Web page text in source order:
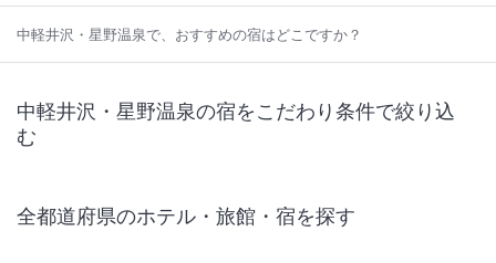
中軽井沢・星野温泉で、おすすめの宿はどこですか？
中軽井沢・星野温泉の宿をこだわり条件で絞り込
む
全都道府県のホテル・旅館・宿を探す